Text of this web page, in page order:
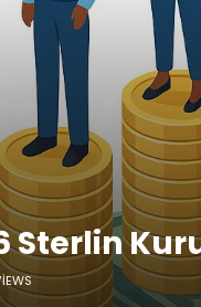
Sterlin